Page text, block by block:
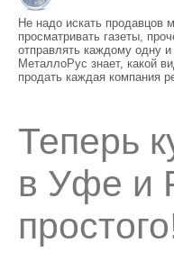
Не надо искать продавцов
просматривать газеты,
отправлять каждому одну и
МеталлоРус знает, какой
продать каждая компания
Теперь
в Уфе и